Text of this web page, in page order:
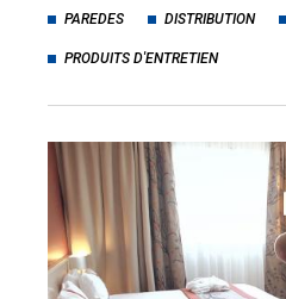
PAREDES DISTRIBUTION
PRODUITS D'ENTRETIEN